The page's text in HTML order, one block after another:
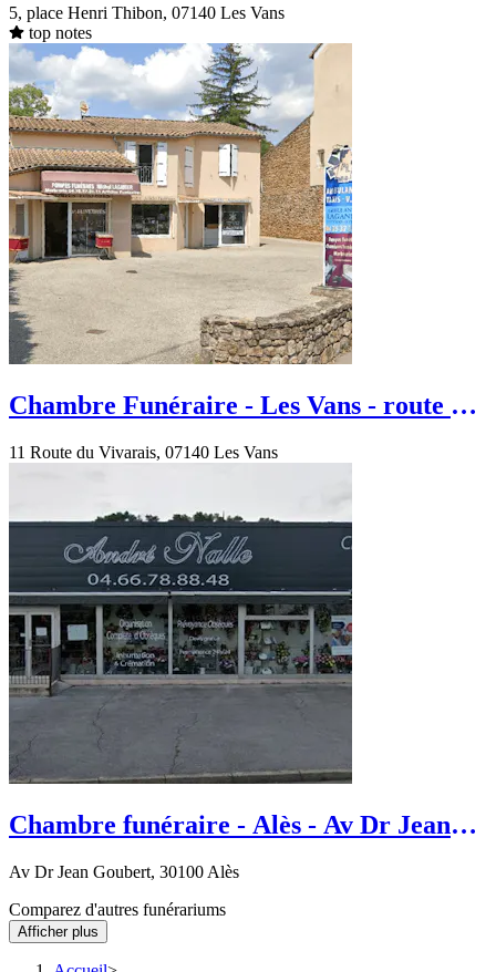
5, place Henri Thibon, 07140 Les Vans
top notes
Chambre Funéraire - Les Vans - route du
11 Route du Vivarais, 07140 Les Vans
Chambre funéraire - Alès - Av Dr Jean
Av Dr Jean Goubert, 30100 Alès
Comparez d'autres funérariums
Afficher plus